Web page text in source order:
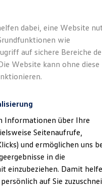
Leasing
Volkswagen
und
dabei, eine Website
wie
auf sichere Bereiche
Website kann ohne diese
Informationen über Ihre
Seitenaufrufe,
und ermöglichen uns
in die
einzubeziehen. Damit
auf Sie